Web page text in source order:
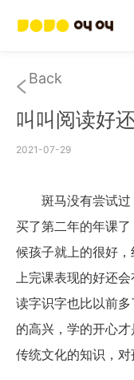
Home
JOJO APP
About Us
Download
Back
叫叫阅读好
2021-07-29
斑马没有尝试过
买了第二年的年课
候孩子就上的很好
上完课表现的好还
读字识字也比以前
的高兴，学的开心
传统文化的知识，对